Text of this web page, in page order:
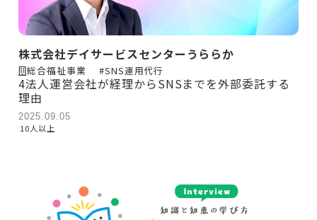
株式会社デイサービスセンターうららか
総合福祉事業 #SNS運用代行
4法人運営会社が経理からSNSまでを外部委託する
理由
2025.09.05
10人以上